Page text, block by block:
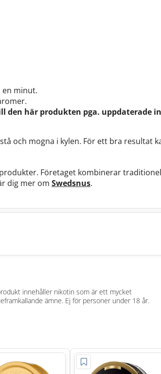
en minut.
den här produkten pga. uppdaterade
och mogna i kylen. För ett bra resultat
Företaget kombinerar
dig mer om Swedsnus.
innehåller nikotin som är ett mycket
ämne. Ej för personer under 18 år.